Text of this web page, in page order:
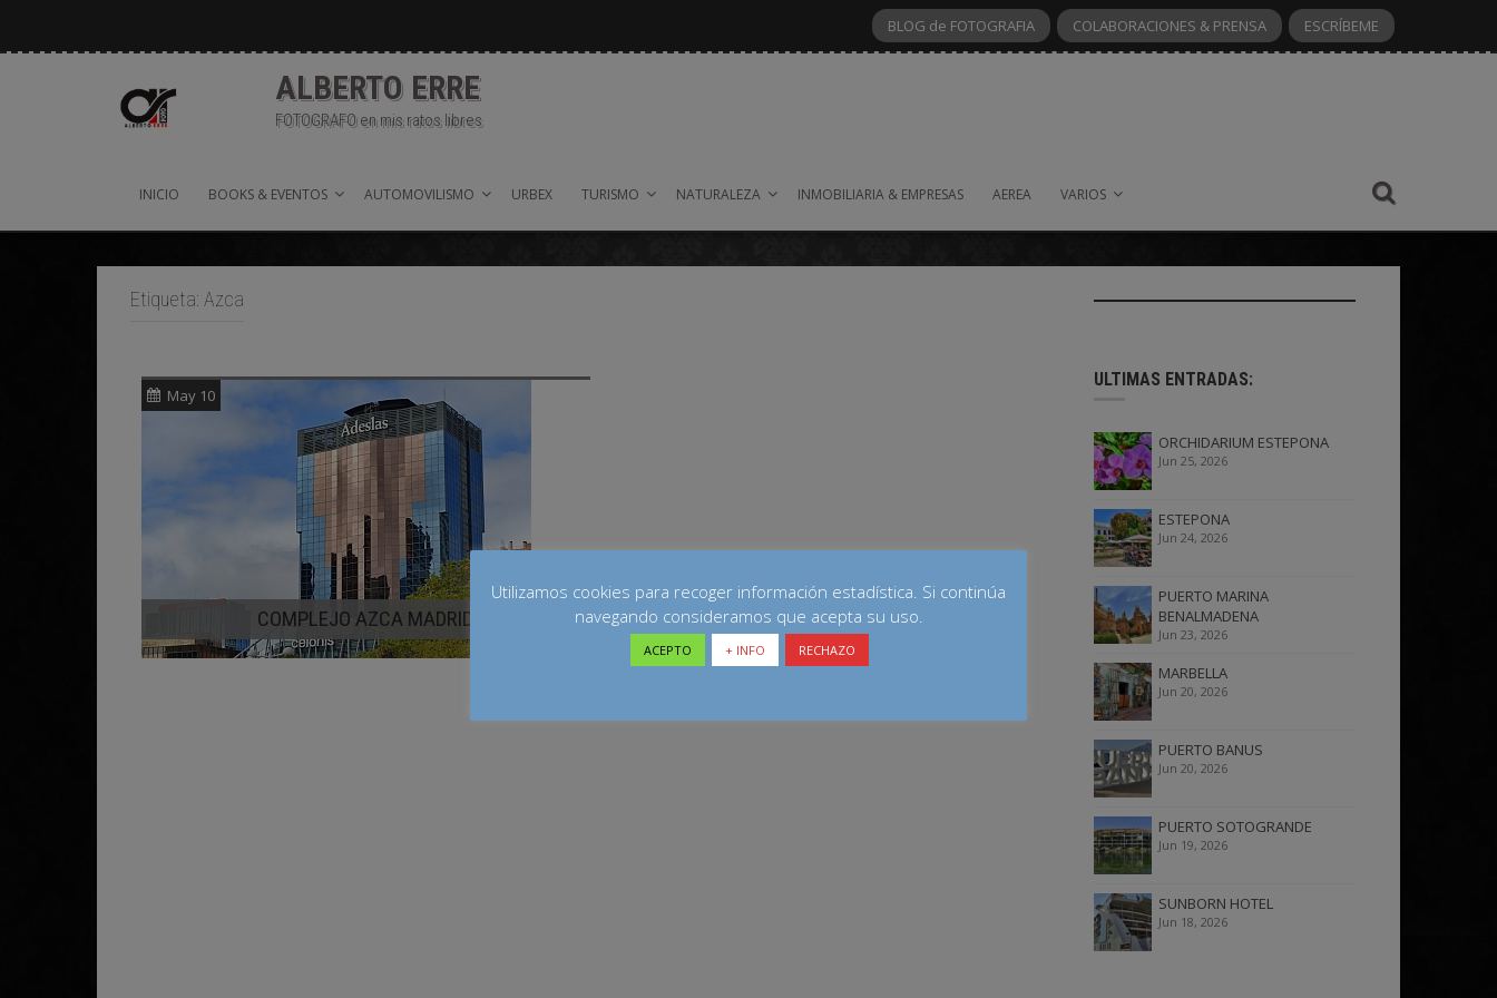
contenido
BLOG de FOTOGRAFIA COLABORACIONES & PRENSA ESCRÍBEME
ALBERTO ERRE
FOTOGRAFO en mis ratos libres
INICIO BOOKS & EVENTOS AUTOMOVILISMO URBEX TURISMO NATURALEZA INMOBILIARIA & EMPRESAS AEREA VARIOS
Etiqueta: Azca
May 10
COMPLEJO AZCA MADRID
ULTIMAS ENTRADAS:
ORCHIDARIUM ESTEPONA
Jun 25, 2026
ESTEPONA
Jun 24, 2026
PUERTO MARINA
BENALMADENA
Jun 23, 2026
MARBELLA
Jun 20, 2026
PUERTO BANUS
Jun 20, 2026
PUERTO SOTOGRANDE
Jun 19, 2026
SUNBORN HOTEL
Jun 18, 2026
Utilizamos cookies para recoger información estadística. Si continúa
navegando consideramos que acepta su uso.
ACEPTO + INFO RECHAZO